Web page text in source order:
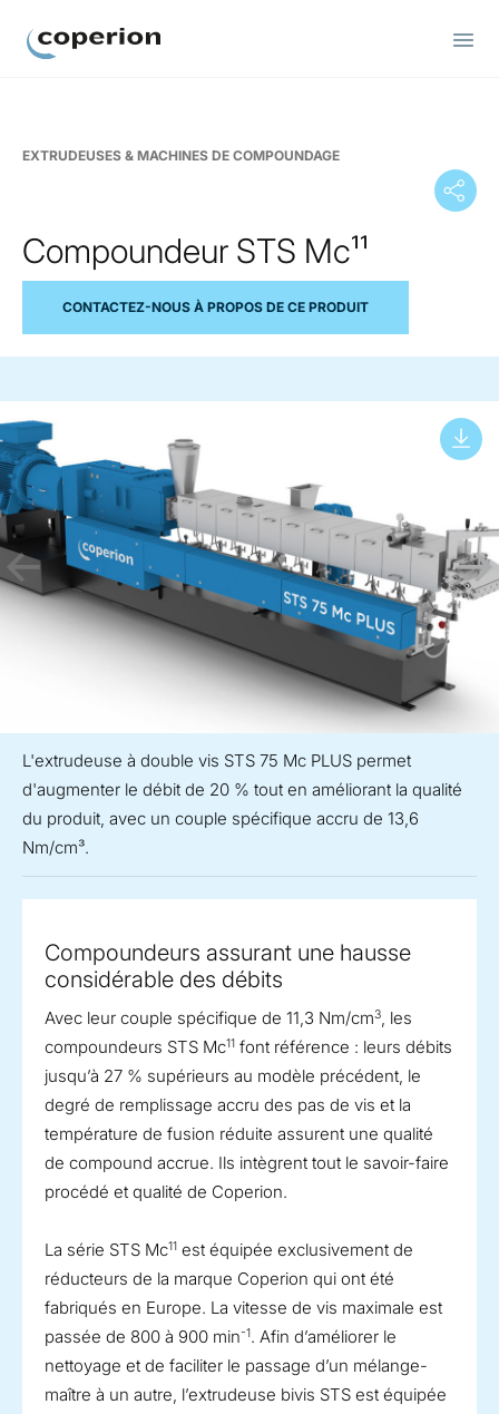
EXTRUDEUSES & MACHINES DE COMPOUNDAGE
Compoundeur STS Mc¹¹
CONTACTEZ-NOUS À PROPOS DE CE PRODUIT
L'extrudeuse à double vis STS 75 Mc PLUS permet
d'augmenter le débit de 20 % tout en améliorant la qualité
du produit, avec un couple spécifique accru de 13,6
Nm/cm³.
Compoundeurs assurant une hausse
considérable des débits
Avec leur couple spécifique de 11,3 Nm/cm3, les
compoundeurs STS Mc11 font référence : leurs débits
jusqu’à 27 % supérieurs au modèle précédent, le
degré de remplissage accru des pas de vis et la
température de fusion réduite assurent une qualité
de compound accrue. Ils intègrent tout le savoir-faire
procédé et qualité de Coperion.
La série STS Mc11 est équipée exclusivement de
réducteurs de la marque Coperion qui ont été
fabriqués en Europe. La vitesse de vis maximale est
passée de 800 à 900 min-1. Afin d’améliorer le
nettoyage et de faciliter le passage d’un mélange-
maître à un autre, l’extrudeuse bivis STS est équipée